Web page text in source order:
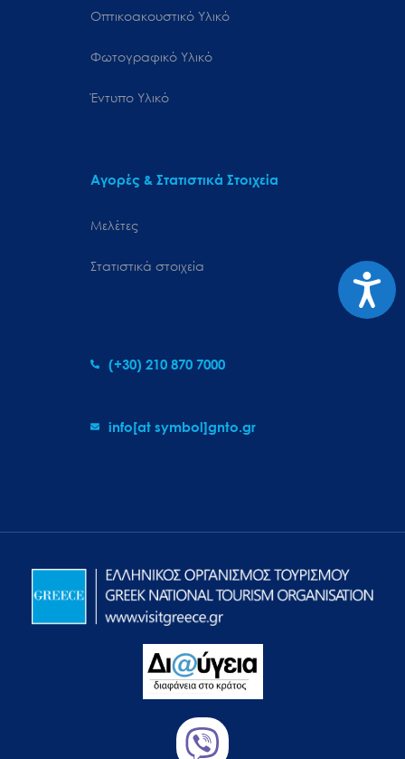
Οπτικοακουστικό Υλικό
Φωτογραφικό Υλικό
Έντυπο Υλικό
Αγορές & Στατιστικά Στοιχεία
Μελέτες
Στατιστικά στοιχεία
(+30) 210 870 7000
info[at symbol]gnto.gr